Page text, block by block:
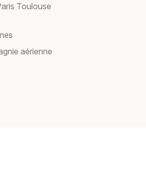
Toulouse
aérienne